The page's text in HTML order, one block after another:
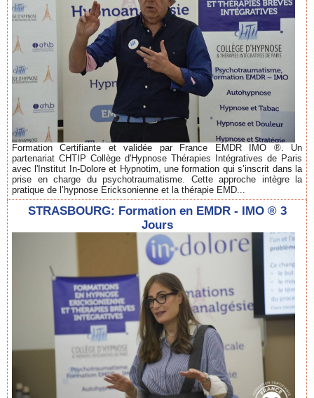
Formation Certifiante et validée par France EMDR IMO ®. Un
partenariat CHTIP Collège d'Hypnose Thérapies Intégratives de Paris
avec l'Institut In-Dolore et Hypnotim, une formation qui s’inscrit dans la
prise en charge du psychotraumatisme. Cette approche intègre la
pratique de l’hypnose Ericksonienne et la thérapie EMD...
STRASBOURG: Formation en EMDR - IMO ® 3
Jours